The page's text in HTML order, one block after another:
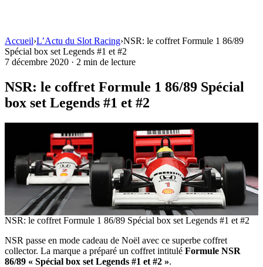
Accueil›L’Actu du Slot Racing›NSR: le coffret Formule 1 86/89
Spécial box set Legends #1 et #2
7 décembre 2020 · 2 min de lecture
NSR: le coffret Formule 1 86/89 Spécial
box set Legends #1 et #2
NSR: le coffret Formule 1 86/89 Spécial box set Legends #1 et #2
NSR passe en mode cadeau de Noël avec ce superbe coffret
collector. La marque a préparé un coffret intitulé Formule NSR
86/89 « Spécial box set Legends #1 et #2 ».